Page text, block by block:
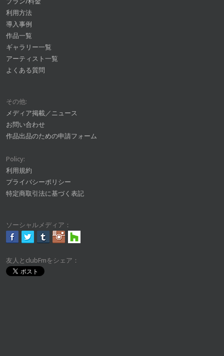
利用方法
導入事例
作品一覧
ギャラリー一覧
アーティスト一覧
よくある質問
その他:
メディア掲載／ニュース
お問い合わせ
作品出品のための申請フォーム
Policy:
利用規約
プライバシーポリシー
特定商取引法に基づく表記
ソーシャルメディア：
友人とclubFmをシェア：